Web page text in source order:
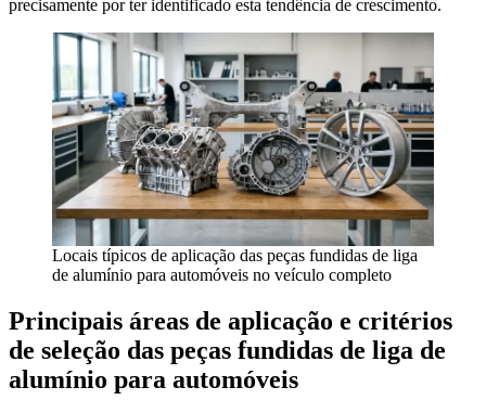
precisamente por ter identificado esta tendência de crescimento.
Locais típicos de aplicação das peças fundidas de liga
de alumínio para automóveis no veículo completo
Principais áreas de aplicação e critérios
de seleção das peças fundidas de liga de
alumínio para automóveis